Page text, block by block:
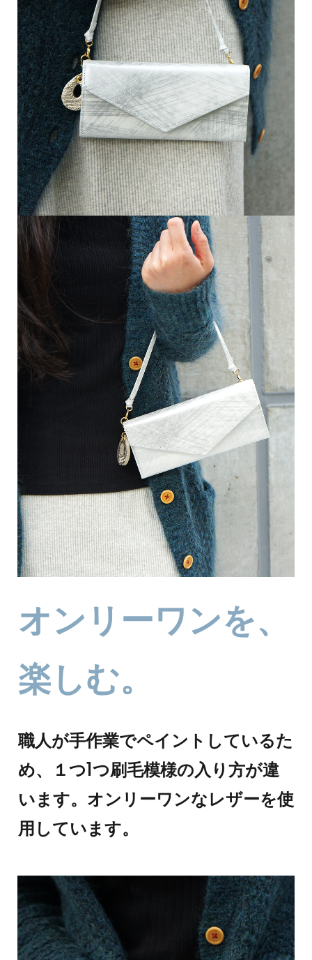
オンリーワンを、
楽しむ。
職人が手作業でペイントしているた
め、１つ1つ刷毛模様の入り方が違
います。オンリーワンなレザーを使
用しています。